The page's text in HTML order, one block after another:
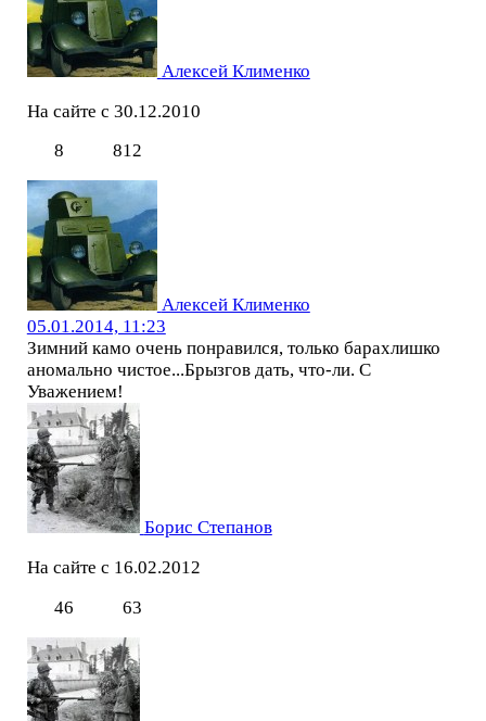
Алексей Клименко
На сайте с 30.12.2010
8
812
Алексей Клименко
05.01.2014, 11:23
Зимний камо очень понравился, только барахлишко
аномально чистое...Брызгов дать, что-ли. С
Уважением!
Борис Степанов
На сайте с 16.02.2012
46
63